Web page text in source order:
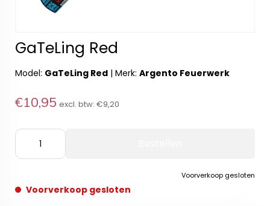
GaTeLing Red
Model: GaTeLing Red | Merk: Argento Feuerwerk
€10,95 excl. btw: €9,20
Voorverkoop gesloten
Voorverkoop gesloten